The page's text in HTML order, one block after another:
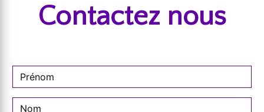
Contactez nous